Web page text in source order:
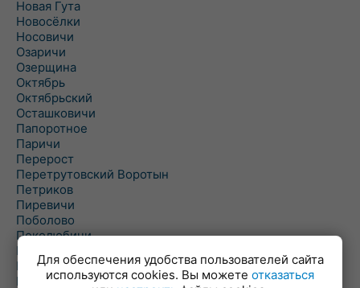
Новая Гута
Новосёлки
Носовичи
Озаричи
Озерщина
Октябрь
Октябрьский
Осташковичи
Папоротное
Паричи
Перерост
Перетрутовский Воротын
Петриков
Пиревичи
Поболово
Поколюбичи
Полесье
Птичь
Речица
Для обеспечения удобства пользователей сайта
используются cookies. Вы можете отказаться